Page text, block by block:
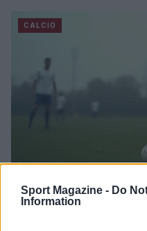
Sport Magazine - Do
Information
CALCIO